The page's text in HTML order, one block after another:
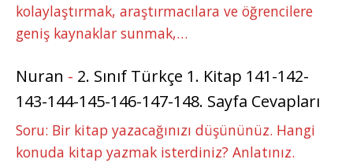
kolaylaştırmak, araştırmacılara ve öğrencilere
geniş kaynaklar sunmak,…
Nuran - 2. Sınıf Türkçe 1. Kitap 141-142-
143-144-145-146-147-148. Sayfa Cevapları
Soru: Bir kitap yazacağınızı düşününüz. Hangi
konuda kitap yazmak isterdiniz? Anlatınız.